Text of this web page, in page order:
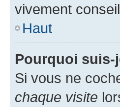
vivement
Haut
Pourquoi suis-
Si vous ne
chaque visite